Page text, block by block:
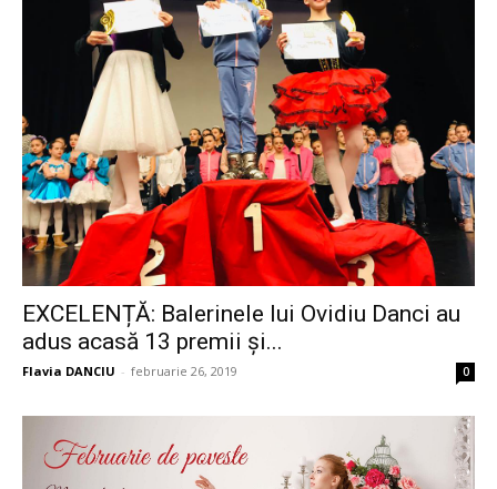
EXCELENȚĂ: Balerinele lui Ovidiu Danci au
adus acasă 13 premii și...
Flavia DANCIU - februarie 26, 2019 0